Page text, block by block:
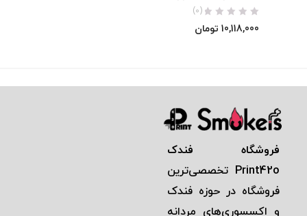
(0)
10,118,000 تومان
فروشگاه فندک
Print42o تخصصی‌ترين
فروشگاه در حوزه فندک
و اكسسوری‌های مردانه